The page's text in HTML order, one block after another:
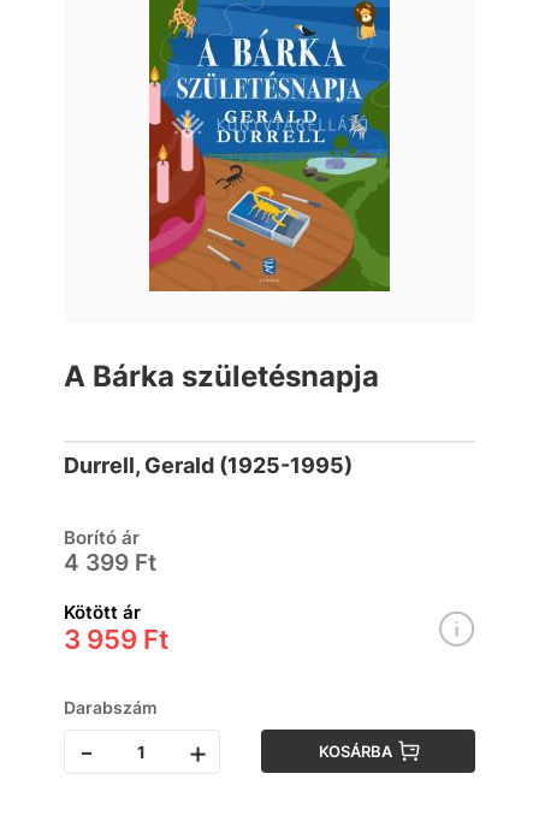
A Bárka születésnapja
Durrell, Gerald (1925-1995)
Borító ár
4 399 Ft
Kötött ár
3 959 Ft
Darabszám
- + KOSÁRBA